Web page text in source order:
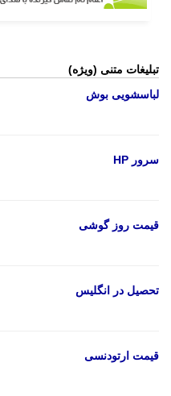
تبلیغات متنی (ویژه)
لباسشویی بوش
سرور HP
قیمت روز گوشی
تحصیل در انگلیس
قیمت ارتودنسی